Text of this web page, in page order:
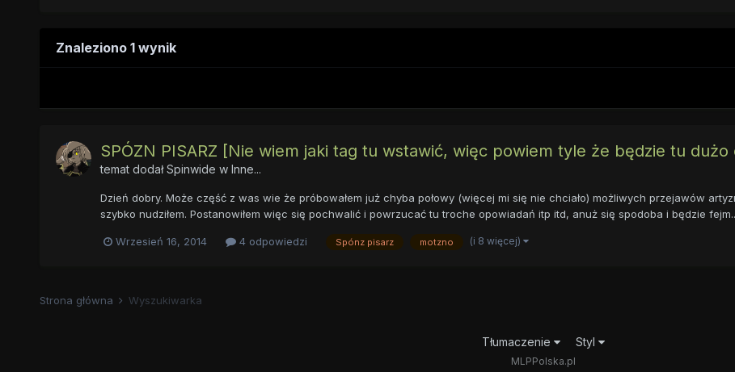
Znaleziono 1 wynik
SPÓZN PISARZ [Nie wiem jaki tag tu wstawić, więc powiem tyle że będzie tu
temat dodałSpinwide w Inne...
Dzień dobry. Może część z was wie że próbowałem już chyba połowy (więcej mi się nie chciało) możliwych przejawów
szybko nudziłem. Postanowiłem więc się pochwalić i powrzucać tu troche opowiadań itp itd, anuż się spodoba i będzie
Wrzesień 16, 2014 4 odpowiedzi Spónz pisarz motzno (i 8 więcej)
Strona główna Wyszukiwarka
Tłumaczenie Styl
MLPPolska.pl